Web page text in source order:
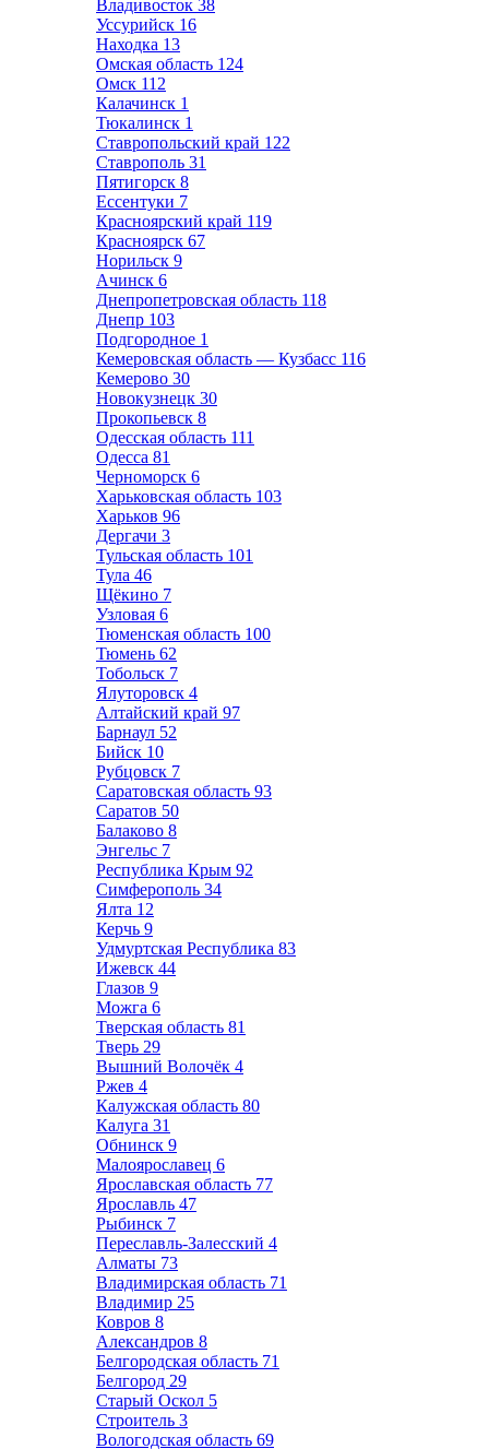
Владивосток 38
Уссурийск 16
Находка 13
Омская область 124
Омск 112
Калачинск 1
Тюкалинск 1
Ставропольский край 122
Ставрополь 31
Пятигорск 8
Ессентуки 7
Красноярский край 119
Красноярск 67
Норильск 9
Ачинск 6
Днепропетровская область 118
Днепр 103
Подгородное 1
Кемеровская область — Кузбасс 116
Кемерово 30
Новокузнецк 30
Прокопьевск 8
Одесская область 111
Одесса 81
Черноморск 6
Харьковская область 103
Харьков 96
Дергачи 3
Тульская область 101
Тула 46
Щёкино 7
Узловая 6
Тюменская область 100
Тюмень 62
Тобольск 7
Ялуторовск 4
Алтайский край 97
Барнаул 52
Бийск 10
Рубцовск 7
Саратовская область 93
Саратов 50
Балаково 8
Энгельс 7
Республика Крым 92
Симферополь 34
Ялта 12
Керчь 9
Удмуртская Республика 83
Ижевск 44
Глазов 9
Можга 6
Тверская область 81
Тверь 29
Вышний Волочёк 4
Ржев 4
Калужская область 80
Калуга 31
Обнинск 9
Малоярославец 6
Ярославская область 77
Ярославль 47
Рыбинск 7
Переславль-Залесский 4
Алматы 73
Владимирская область 71
Владимир 25
Ковров 8
Александров 8
Белгородская область 71
Белгород 29
Старый Оскол 5
Строитель 3
Вологодская область 69